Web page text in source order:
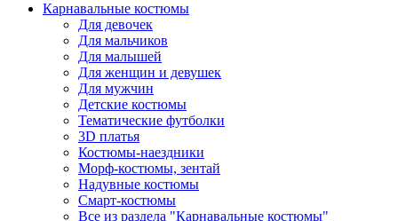
Карнавальные костюмы
Для девочек
Для мальчиков
Для малышей
Для женщин и девушек
Для мужчин
Детские костюмы
Тематические футболки
3D платья
Костюмы-наездники
Морф-костюмы, зентай
Надувные костюмы
Смарт-костюмы
Все из раздела "Карнавальные костюмы"